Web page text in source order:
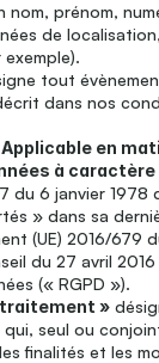
nom, prénom,
de
tout
dans nos
en
à caractère
du 6 janvier 1978
» dans sa
(UE) 2016/679
du 27 avril
(« RGPD »).
traitement »
seul ou
finalités et les